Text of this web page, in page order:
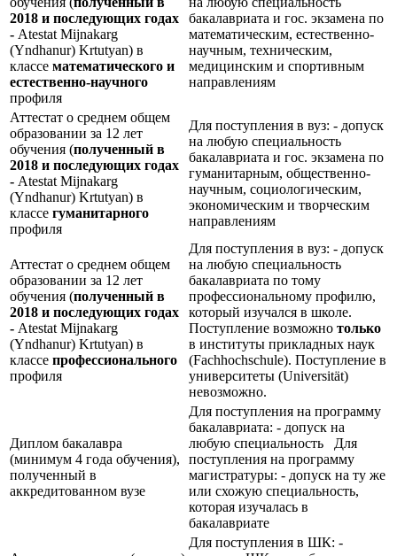
2018 и последующих годах
- Atestat Mijnakarg
(Yndhanur) Krtutyan) в
классе математического и
естественно-научного
профиля
бакалавриата и гос. экзамена по
математическим, естественно-
научным, техническим,
медицинским и спортивным
направлениям
Аттестат о среднем общем
образовании за 12 лет
обучения (полученный в
2018 и последующих годах
- Atestat Mijnakarg
(Yndhanur) Krtutyan) в
классе гуманитарного
профиля
Для поступления в вуз: - допуск
на любую специальность
бакалавриата и гос. экзамена по
гуманитарным, общественно-
научным, социологическим,
экономическим и творческим
направлениям
Аттестат о среднем общем
образовании за 12 лет
обучения (полученный в
2018 и последующих годах
- Atestat Mijnakarg
(Yndhanur) Krtutyan) в
классе профессионального
профиля
Для поступления в вуз: - допуск
на любую специальность
бакалавриата по тому
профессиональному профилю,
который изучался в школе.
Поступление возможно только
в институты прикладных наук
(Fachhochschule). Поступление в
университеты (Universität)
невозможно.
Диплом бакалавра
(минимум 4 года обучения),
полученный в
аккредитованном вузе
Для поступления на программу
бакалавриата: - допуск на
любую специальность Для
поступления на программу
магистратуры: - допуск на ту же
или схожую специальность,
которая изучалась в
бакалавриате
Для поступления в ШК: -